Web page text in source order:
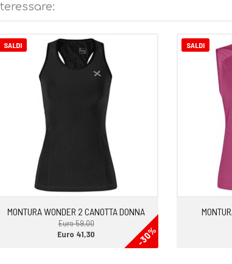
SALDI
MONTURA WONDER 2 CANOTTA DONNA
Euro 59,00
-30%
Euro 41,30
SALDI